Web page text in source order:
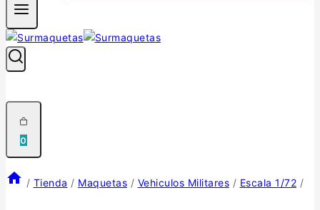
0
/ Tienda / Maquetas / Vehiculos Militares / Escala 1/72 /